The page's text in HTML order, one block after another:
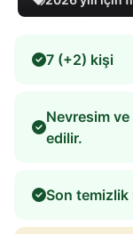
7 (+2) kişi
Nevresim
edilir.
Son